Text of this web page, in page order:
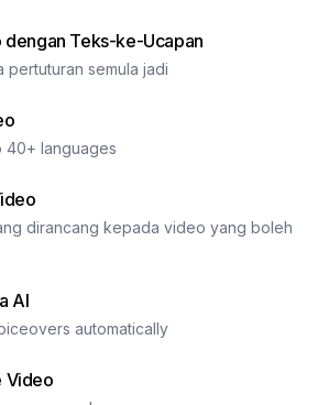
dengan Teks-ke-Ucapan
pertuturan semula jadi
40+ languages
dirancang kepada video yang boleh
AI
automatically
Video